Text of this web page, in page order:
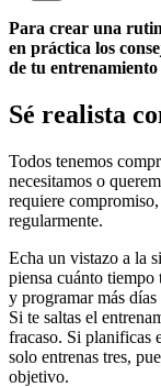
Para crear una
en práctica los
de tu entrenamiento
Sé realista
Todos tenemos
necesitamos o
requiere
regularmente.
Echa un vistazo a la
piensa cuánto tiempo
y programar más
Si te saltas el
fracaso. Si planificas
solo entrenas tres,
objetivo.